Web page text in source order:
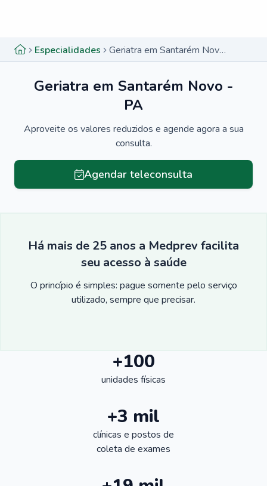
Especialidades Geriatra em Santarém Novo - PA
Geriatra em Santarém Novo -
PA
Aproveite os valores reduzidos e agende agora a sua
consulta.
Agendar teleconsulta
Há mais de 25 anos a Medprev facilita
seu acesso à saúde
O princípio é simples: pague somente pelo serviço
utilizado, sempre que precisar.
+100
unidades físicas
+3 mil
clínicas e postos de
coleta de exames